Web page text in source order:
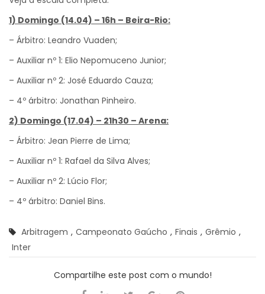
1) Domingo (14.04) – 16h – Beira-Rio:
– Árbitro: Leandro Vuaden;
– Auxiliar nº 1: Elio Nepomuceno Junior;
– Auxiliar nº 2: José Eduardo Cauza;
– 4º árbitro: Jonathan Pinheiro.
2) Domingo (17.04) – 21h30 – Arena:
– Árbitro: Jean Pierre de Lima;
– Auxiliar nº 1: Rafael da Silva Alves;
– Auxiliar nº 2: Lúcio Flor;
– 4º árbitro: Daniel Bins.
Arbitragem , Campeonato Gaúcho , Finais , Grêmio ,
Inter
Compartilhe este post com o mundo!